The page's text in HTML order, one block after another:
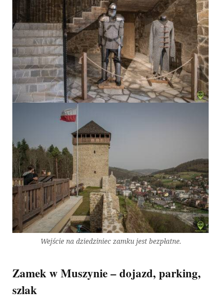
Wejście na dziedziniec zamku jest bezpłatne.
Zamek w Muszynie – dojazd, parking,
szlak